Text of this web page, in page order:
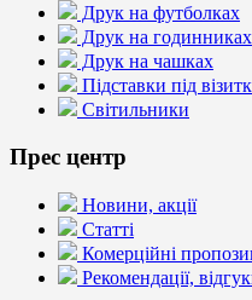
Друк на футболках
Друк на годинниках
Друк на чашках
Підставки під
Світильники
Прес центр
Новини, акції
Статті
Комерційні
Рекомендації,